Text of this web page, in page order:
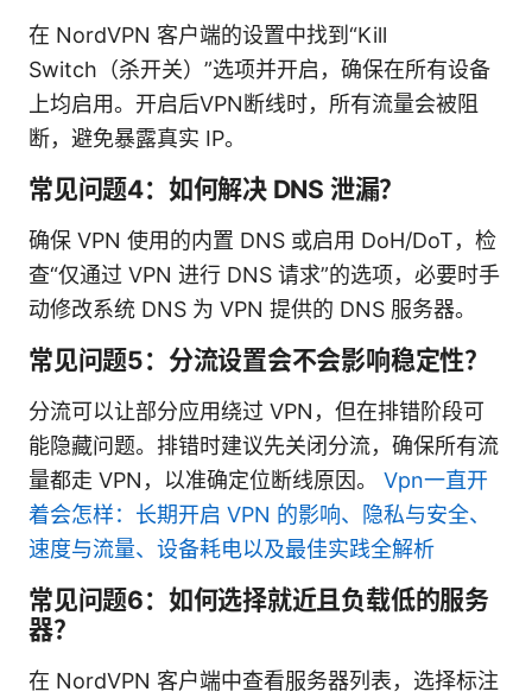
在 NordVPN 客户端的设置中找到“Kill
Switch（杀开关）”选项并开启，确保在所有设备
上均启用。开启后VPN断线时，所有流量会被阻
断，避免暴露真实 IP。
常见问题4：如何解决 DNS 泄漏？
确保 VPN 使用的内置 DNS 或启用 DoH/DoT，检
查“仅通过 VPN 进行 DNS 请求”的选项，必要时手
动修改系统 DNS 为 VPN 提供的 DNS 服务器。
常见问题5：分流设置会不会影响稳定性？
分流可以让部分应用绕过 VPN，但在排错阶段可
能隐藏问题。排错时建议先关闭分流，确保所有流
量都走 VPN，以准确定位断线原因。 Vpn一直开
着会怎样：长期开启 VPN 的影响、隐私与安全、
速度与流量、设备耗电以及最佳实践全解析
常见问题6：如何选择就近且负载低的服务
器？
在 NordVPN 客户端中查看服务器列表，选择标注